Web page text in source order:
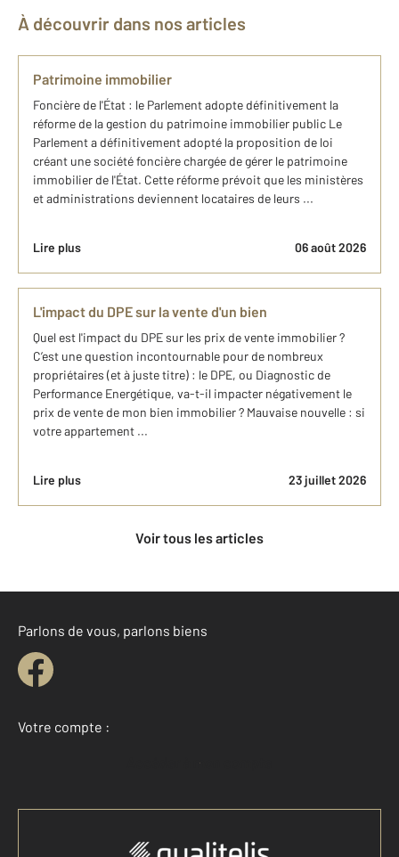
À découvrir dans nos articles
Patrimoine immobilier
Foncière de l'État : le Parlement adopte définitivement la
réforme de la gestion du patrimoine immobilier public Le
Parlement a définitivement adopté la proposition de loi
créant une société foncière chargée de gérer le patrimoine
immobilier de l'État. Cette réforme prévoit que les ministères
et administrations deviennent locataires de leurs ...
Lire plus 06 août 2026
L'impact du DPE sur la vente d'un bien
Quel est l'impact du DPE sur les prix de vente immobilier ?
C’est une question incontournable pour de nombreux
propriétaires (et à juste titre) : le DPE, ou Diagnostic de
Performance Energétique, va-t-il impacter négativement le
prix de vente de mon bien immobilier ? Mauvaise nouvelle : si
votre appartement ...
Lire plus 23 juillet 2026
Voir tous les articles
Parlons de vous, parlons biens
Votre compte :
Accéder à mon compte